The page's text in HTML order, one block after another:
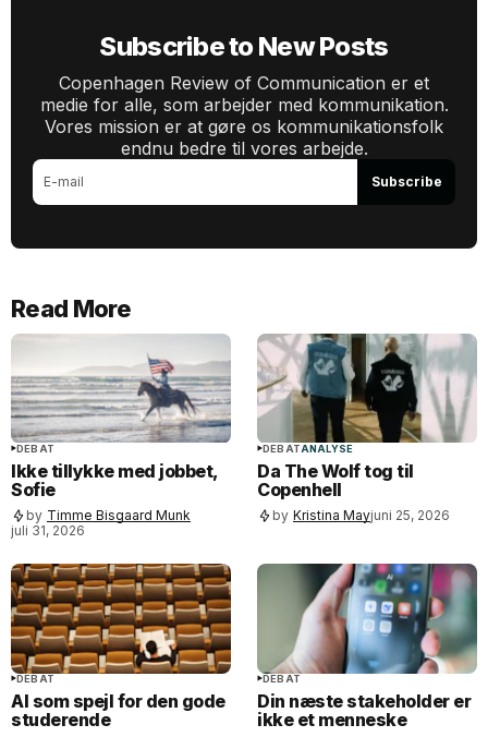
Subscribe to New Posts
Copenhagen Review of Communication er et
medie for alle, som arbejder med kommunikation.
Vores mission er at gøre os kommunikationsfolk
endnu bedre til vores arbejde.
Subscribe
Read More
DEBAT
Ikke tillykke med jobbet,
Sofie
by Timme Bisgaard Munk
juli 31, 2026
DEBATANALYSE
Da The Wolf tog til
Copenhell
by Kristina Mayjuni 25, 2026
DEBAT
AI som spejl for den gode
studerende
DEBAT
Din næste stakeholder er
ikke et menneske